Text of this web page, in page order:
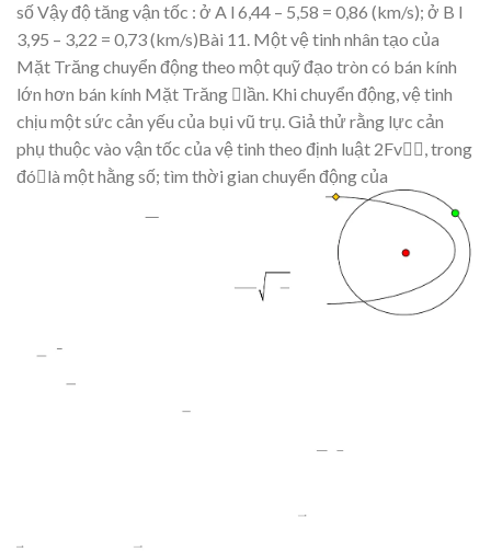
sốVậy độtăng vận tốc : ở A l 6,44 – 5,58 = 0,86 (km/s); ở B l
3,95 – 3,22 = 0,73 (km/s)Bài 11. Mộtvệ tinh nhân tạo của
Mặt Trăngchuyển độngtheo mộtquỹđạo tròn có bán kính
lớn hơn bán kính Mặt Trăng lần. Khi chuyển động,vệ tinh
chịu một sức cản yếu của bụi vũ trụ.Giả thửrằng lực cản
phụ thuộc vào vận tốc của vệ tinh theo định luật 2Fv,trong
đólà mộthằngsố; tìm thời gian chuyển động của